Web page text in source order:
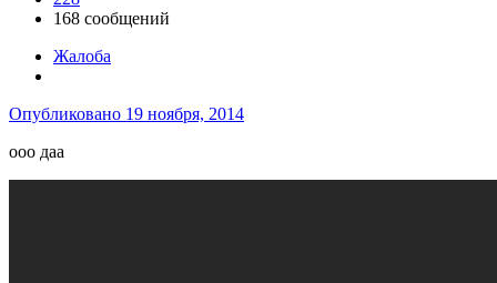
168 сообщений
Жалоба
Опубликовано 19 ноября, 2014
ооо даа